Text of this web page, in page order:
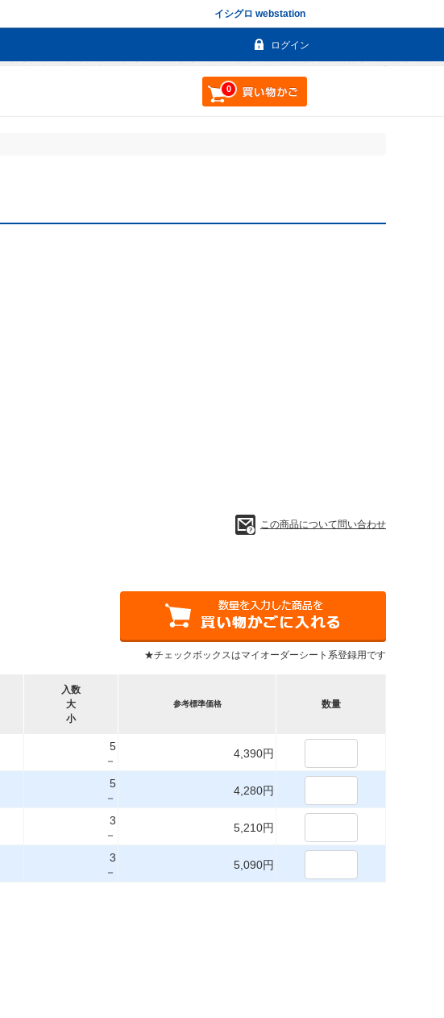
イシグロ webstation
ログイン
0
この商品について問い合わせ
★チェックボックスはマイオーダーシート系登録用です
入数
大
小
参考標準価格 数量
5
－
4,390円
5
－
4,280円
3
－
5,210円
3
－
5,090円